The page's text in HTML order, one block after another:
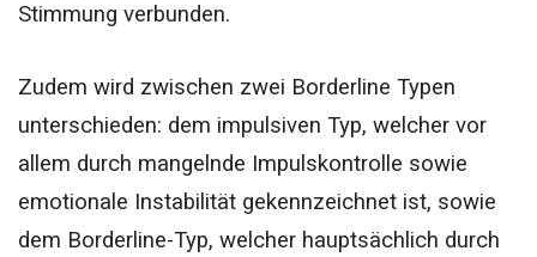
Stimmung verbunden.
Zudem wird zwischen zwei Borderline Typen
unterschieden: dem impulsiven Typ, welcher vor
allem durch mangelnde Impulskontrolle sowie
emotionale Instabilität gekennzeichnet ist, sowie
dem Borderline-Typ, welcher hauptsächlich durch